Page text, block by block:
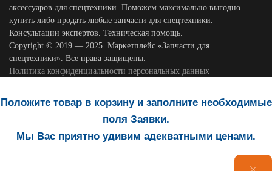
аксессуаров для спецтехники. Поможем максимально выгодно
купить либо продать любые запчасти для спецтехники.
Консультации экспертов. Техническая помощь.
Copyright © 2019 — 2025. Маркетплейс «Запчасти для
спецтехники». Все права защищены.
Политика конфиденциальности персональных данных
Положите товар в корзину и заполните необходимые
поля Заявки.
Мы Вас приятно удивим адекватными ценами.